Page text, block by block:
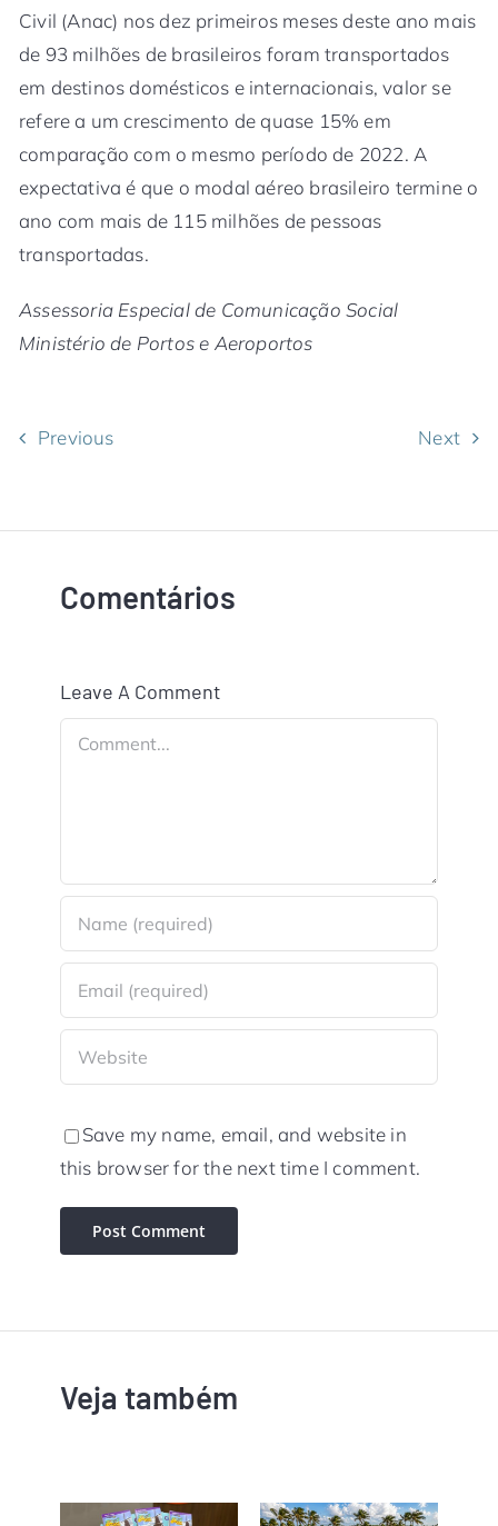
Civil (Anac) nos dez primeiros meses deste ano mais
de 93 milhões de brasileiros foram transportados
em destinos domésticos e internacionais, valor se
refere a um crescimento de quase 15% em
comparação com o mesmo período de 2022. A
expectativa é que o modal aéreo brasileiro termine o
ano com mais de 115 milhões de pessoas
transportadas.
Assessoria Especial de Comunicação Social
Ministério de Portos e Aeroportos
Previous Next
Comentários
Leave A Comment
Comment
Save my name, email, and website in
this browser for the next time I comment.
Veja também